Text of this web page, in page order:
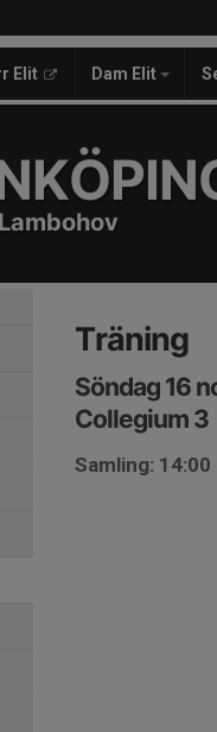
Elit Dam Elit
Träning
Söndag 16
Collegium 3
Samling: 14:00